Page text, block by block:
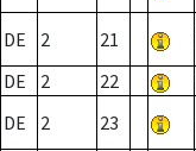
DE 2 21
DE
2 22
DE
2 23